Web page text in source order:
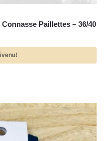
Paillettes – 36/40